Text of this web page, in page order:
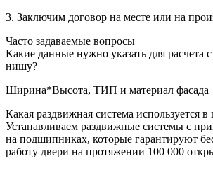
3. Заключим договор на месте или на
Часто задаваемые вопросы
Какие данные нужно указать для расчета
нишу?
Ширина*Высота, ТИП и материал фасада
Какая раздвижная система используется
Устанавливаем раздвижные системы с
на подшипниках, которые гарантируют
работу двери на протяжении 100 000